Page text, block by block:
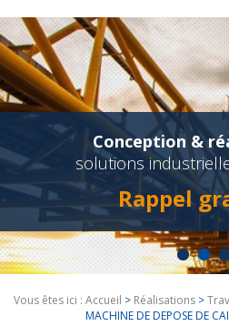
Conception &
solutions
Rappel
Vous êtes ici : Accueil > Réalisations>
MACHINE DE DEPOSE DE